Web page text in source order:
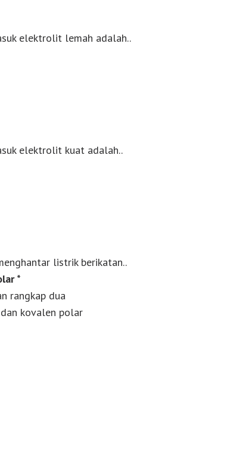
elektrolit lemah adalah..
elektrolit kuat adalah..
listrik berikatan..
*
rangkap dua
kovalen polar